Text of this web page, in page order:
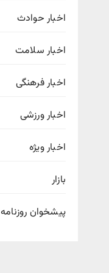
اخبار حوادث
اخبار سلامت
اخبار فرهنگی
اخبار ورزشی
اخبار ویژه
بازار
پیشخوان روزنامه